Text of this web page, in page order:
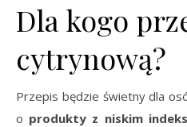
Dla kogo
cytrynową?
Przepis będzie świetny dla
o produkty z niskim